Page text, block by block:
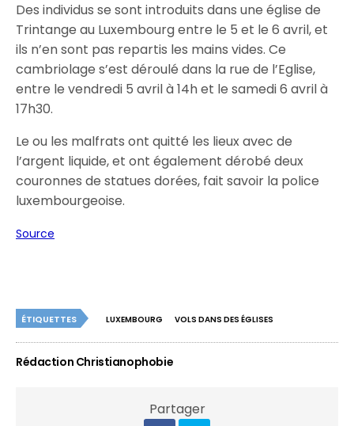
Des individus se sont introduits dans une église de
Trintange au Luxembourg entre le 5 et le 6 avril, et
ils n’en sont pas repartis les mains vides. Ce
cambriolage s’est déroulé dans la rue de l’Eglise,
entre le vendredi 5 avril à 14h et le samedi 6 avril à
17h30.
Le ou les malfrats ont quitté les lieux avec de
l’argent liquide, et ont également dérobé deux
couronnes de statues dorées, fait savoir la police
luxembourgeoise.
Source
ÉTIQUETTES LUXEMBOURG VOLS DANS DES ÉGLISES
Rédaction Christianophobie
Partager